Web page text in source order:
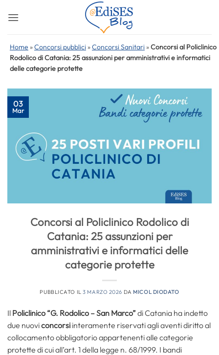
Home »Concorsi pubblici »Concorsi Sanitari »Concorsi al Policlinico
Rodolico di Catania: 25 assunzioni per amministrativi e informatici
delle categorie protette
03
Mar
Concorsi al Policlinico Rodolico di
Catania: 25 assunzioni per
amministrativi e informatici delle
categorie protette
PUBBLICATO IL3 MARZO 2026 DA MICOL DIODATO
Il Policlinico “G. Rodolico – San Marco”di Catania ha indetto
due nuoviconcorsi interamente riservati agli aventi diritto al
collocamento obbligatorio appartenenti alle categorie
protette di cui all’art. 1 della legge n. 68/1999. I bandi